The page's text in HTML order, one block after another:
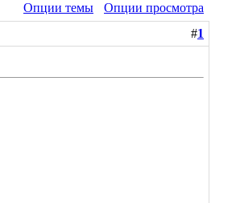
Опции темы
Опции просмотра
#1